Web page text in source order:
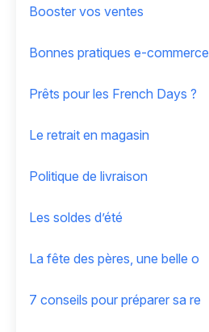
Booster vos ventes
Bonnes pratiques e-commerce
Prêts pour les French Days ?
Le retrait en magasin
Politique de livraison
Les soldes d’été
La fête des pères, une belle o
7 conseils pour préparer sa re